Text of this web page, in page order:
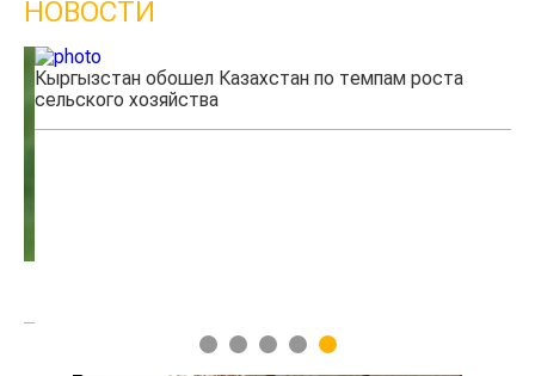
НОВОСТИ
Кыргызстан обошел Казахстан по темпам роста
сельского хозяйства
1 2 3 4 5